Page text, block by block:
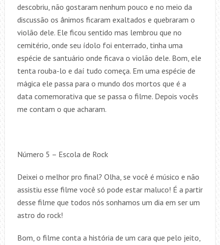
descobriu, não gostaram nenhum pouco e no meio da
discussão os ânimos ficaram exaltados e quebraram o
violão dele. Ele ficou sentido mas lembrou que no
cemitério, onde seu ídolo foi enterrado, tinha uma
espécie de santuário onde ficava o violão dele. Bom, ele
tenta rouba-lo e daí tudo começa. Em uma espécie de
mágica ele passa para o mundo dos mortos que é a
data comemorativa que se passa o filme. Depois vocês
me contam o que acharam.
Número 5 – Escola de Rock
Deixei o melhor pro final? Olha, se você é músico e não
assistiu esse filme você só pode estar maluco! É a partir
desse filme que todos nós sonhamos um dia em ser um
astro do rock!
Bom, o filme conta a história de um cara que pelo jeito,